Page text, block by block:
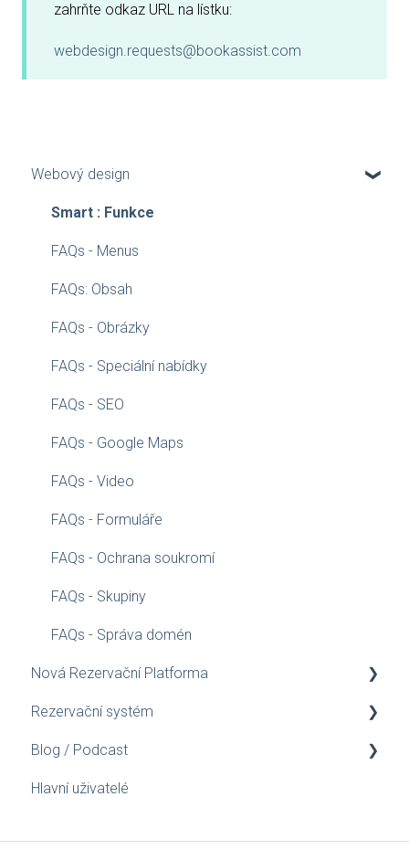
zahrňte odkaz URL na lístku:
webdesign.requests@bookassist.com
Webový design
Smart : Funkce
FAQs - Menus
FAQs: Obsah
FAQs - Obrázky
FAQs - Speciální nabídky
FAQs - SEO
FAQs - Google Maps
FAQs - Video
FAQs - Formuláře
FAQs - Ochrana soukromí
FAQs - Skupiny
FAQs - Správa domén
Nová Rezervační Platforma
Průvodce konfigurací
Instalační Průvodce pro Webmastery
Rezervační systém
Dárkový Poukaz
Ceny/Kapacita
Blog / Podcast
Blog
Hlavní uživatelé